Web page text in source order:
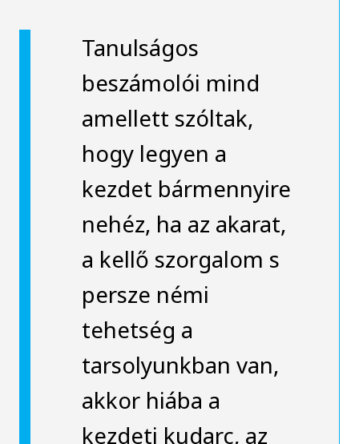
Tanulságos
beszámolói mind
amellett szóltak,
hogy legyen a
kezdet bármennyire
nehéz, ha az akarat,
a kellő szorgalom s
persze némi
tehetség a
tarsolyunkban van,
akkor hiába a
kezdeti kudarc, az